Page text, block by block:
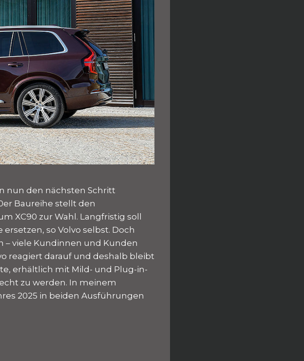
nun den nächsten Schritt
Baureihe stellt den
XC90 zur Wahl. Langfristig soll
so Volvo selbst. Doch
– viele Kundinnen und Kunden
reagiert darauf und deshalb bleibt
erhältlich mit Mild- und Plug-in-
zu werden. In meinem
2025 in beiden Ausführungen